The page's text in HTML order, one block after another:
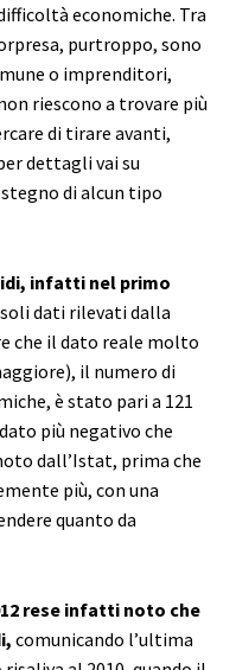
economiche. Tra
purtroppo, sono
o imprenditori,
riescono a trovare più
di tirare avanti,
dettagli vai su
di alcun tipo
infatti nel primo
dati rilevati dalla
che il dato reale molto
il numero di
è stato pari a 121
più negativo che
dall’Istat, prima che
più, con una
quanto da
rese infatti noto che
comunicando l’ultima